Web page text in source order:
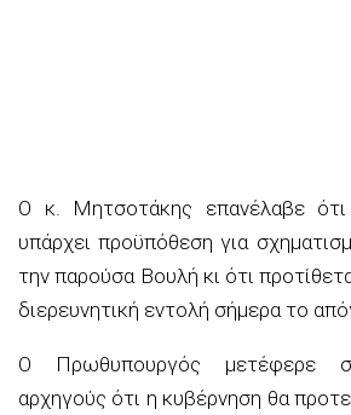
Ο κ. Μητσοτάκης επανέλαβε
υπάρχει προϋπόθεση για
την παρούσα Βουλή κι ότι
διερευνητική εντολή σήμερα το
Ο Πρωθυπουργός μετέφερε
αρχηγούς ότι η κυβέρνηση θα